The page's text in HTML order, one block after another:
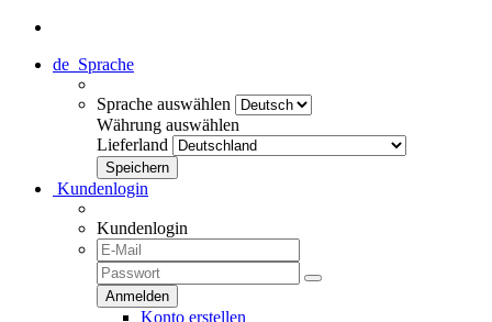
de Sprache
Sprache auswählen
Währung auswählen
Lieferland
Kundenlogin
Kundenlogin
Konto erstellen